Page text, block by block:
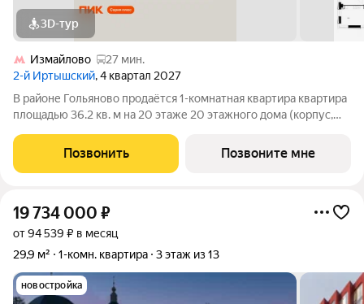
3D-тур
Измайлово
27 мин.
2-й Иртышский, 4 квартал 2027
В районе Гольяново продаётся 1-комнатная квартира квартира
площадью 36.2 кв. м на 20 этаже 20 этажного дома (корпус,
расположение 25 минут пешком до станции метро
«Черкизовская» 14 минут на автомобиле до
Позвонить Позвоните мне
19 734 000 ₽
от 94 539 ₽ в месяц
29,9 м²
1-комн. квартира 3 этаж из 13
новостройка